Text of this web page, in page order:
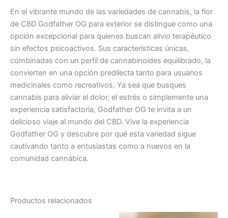
En el vibrante mundo de las variedades de cannabis, la flor
de CBD Godfather OG para exterior se distingue como una
opción excepcional para quienes buscan alivio terapéutico
sin efectos psicoactivos. Sus características únicas,
combinadas con un perfil de cannabinoides equilibrado, la
convierten en una opción predilecta tanto para usuarios
medicinales como recreativos. Ya sea que busques
cannabis para aliviar el dolor, el estrés o simplemente una
experiencia satisfactoria, Godfather OG te invita a un
delicioso viaje al mundo del CBD. Vive la experiencia
Godfather OG y descubre por qué esta variedad sigue
cautivando tanto a entusiastas como a nuevos en la
comunidad cannábica.
Productos relacionados